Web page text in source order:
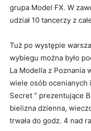
grupa Model FX. W
udział 10 tancerzy z
Tuż po występie
wybiegu można było
La Modella z Poznania
wiele osób ocenianych
Secret ” prezentujące
bielizna dzienna,
trwała do godz. 4 nad